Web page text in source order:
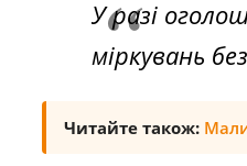
У разі
міркувань
Читайте також: